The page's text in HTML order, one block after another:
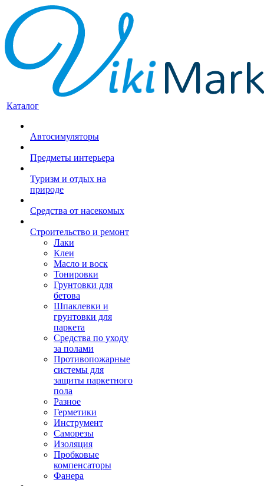
Каталог
Автосимуляторы
Предметы интерьера
Туризм и отдых на
природе
Средства от насекомых
Строительство и ремонт
Лаки
Клеи
Масло и воск
Тонировки
Грунтовки для
бетова
Шпаклевки и
грунтовки для
паркета
Средства по уходу
за полами
Противопожарные
системы для
защиты паркетного
пола
Разное
Герметики
Инструмент
Саморезы
Изоляция
Пробковые
компенсаторы
Фанера